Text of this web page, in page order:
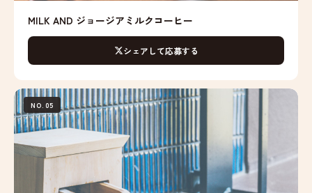
MILK AND ジョージアミルクコーヒー
シェアして応募する
NO.05